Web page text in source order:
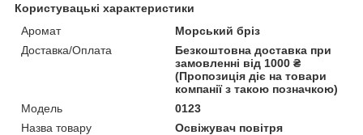
Користувацькі характеристики
Аромат
Морський бріз
Доставка/Оплата
Безкоштовна доставка при
замовленні від 1000 ₴
(Пропозиція діє на товари
компанії з такою позначкою)
Мoдель
0123
Назва товару
Освіжувач повітря